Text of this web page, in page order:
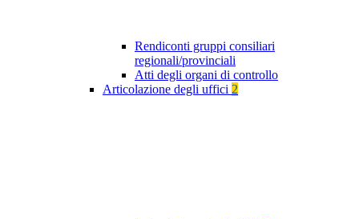
Rendiconti gruppi consiliari
regionali/provinciali
Atti degli organi di controllo
Articolazione degli uffici 2